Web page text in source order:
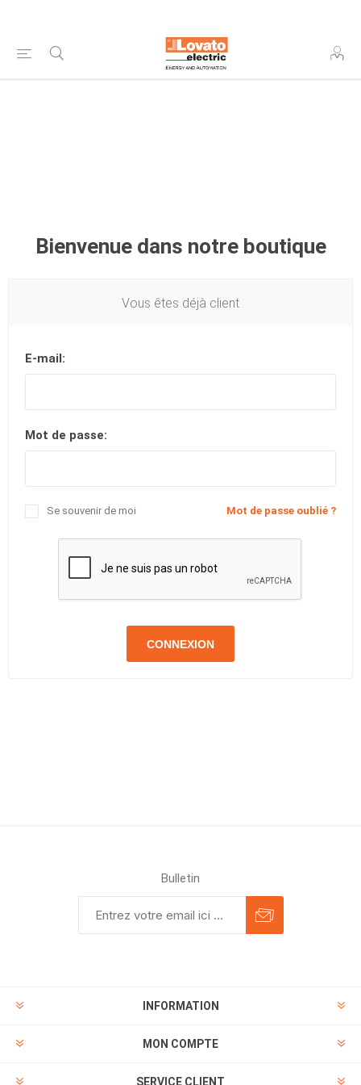
Bienvenue dans notre boutique
Vous êtes déjà client
E-mail:
Mot de passe:
Mot de passe oublié ?
Se souvenir de moi
CONNEXION
Bulletin
INFORMATION
MON COMPTE
SERVICE CLIENT